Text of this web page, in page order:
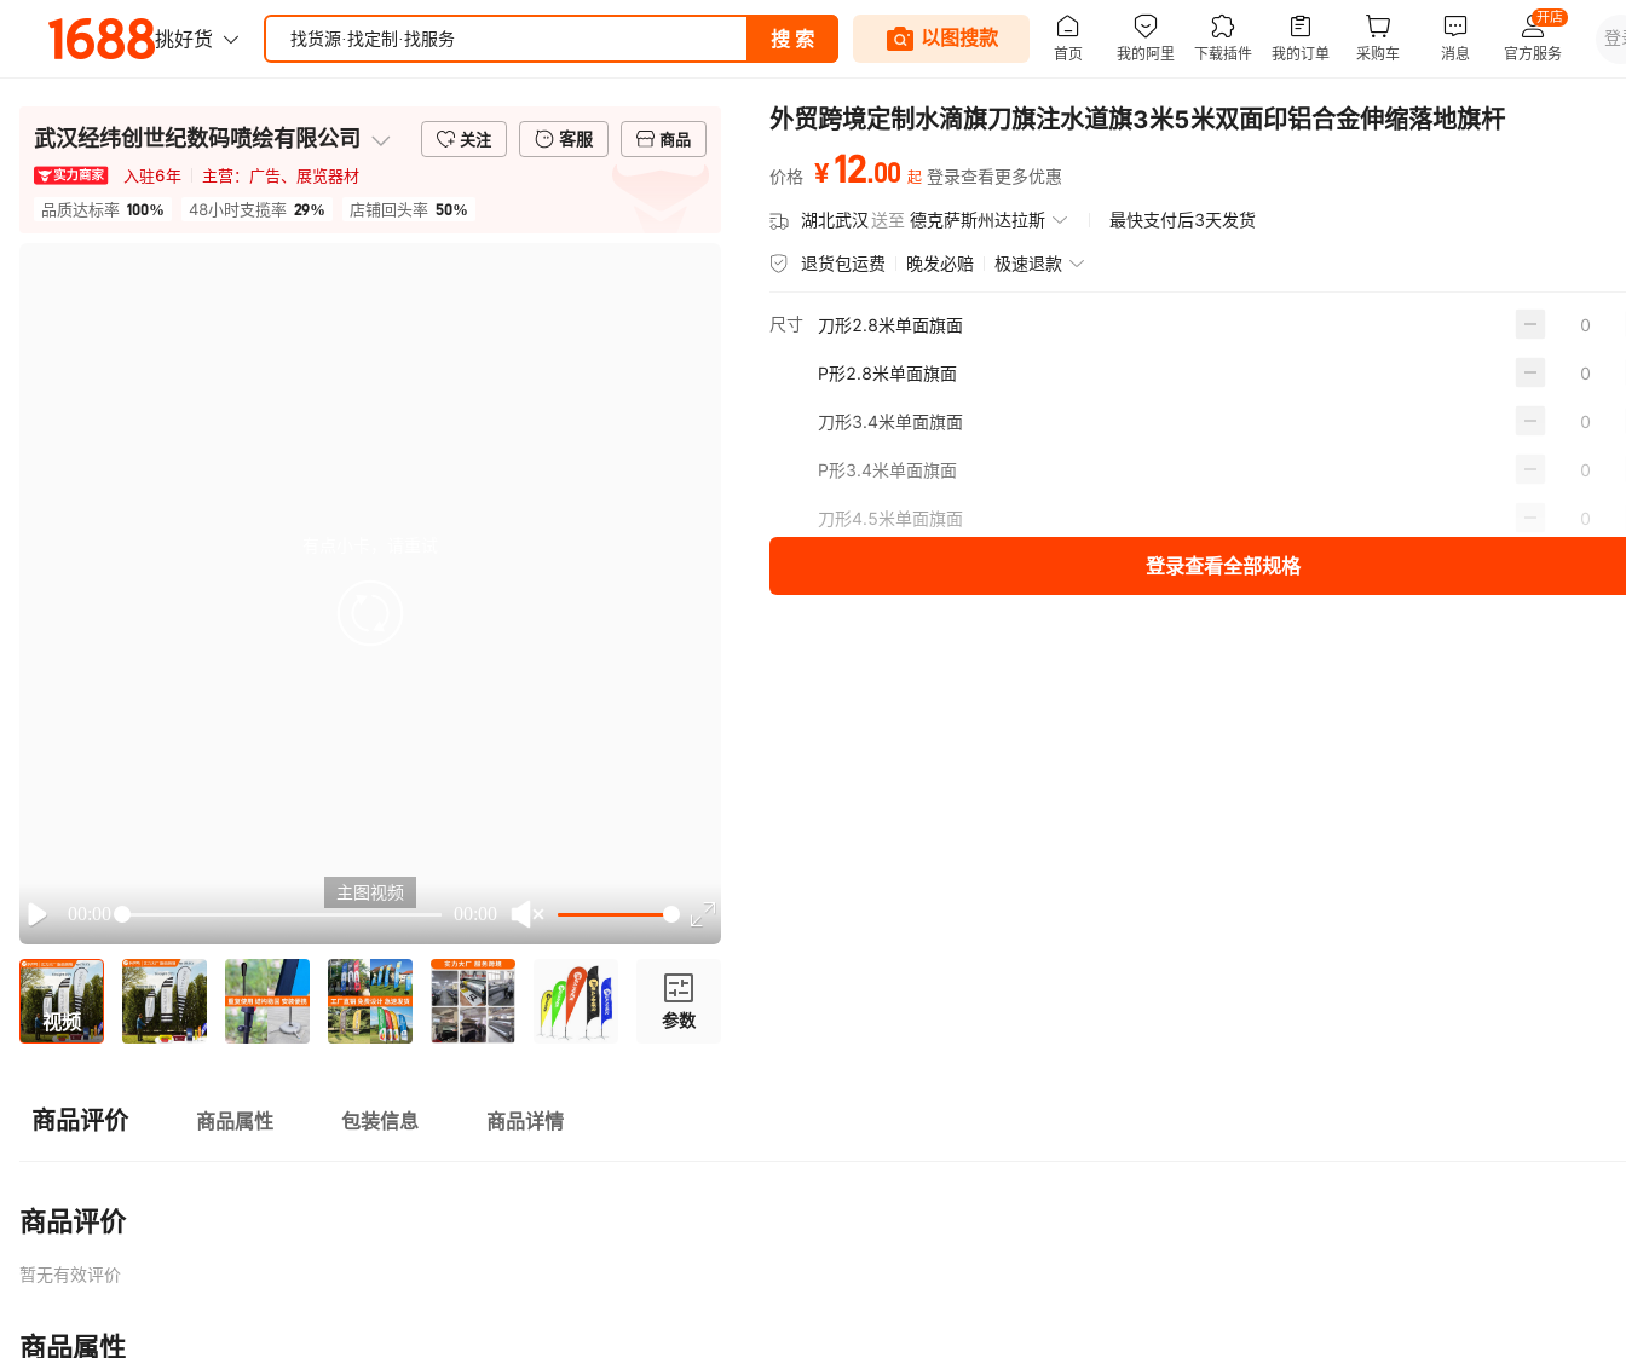
武汉经纬创世纪数码喷绘有限公司 关注 客服
商品
入驻6年 主营： 广告、展览器材
品质达标率 100% 48小时支揽率 29% 店铺回头率 50%
Play
00:00 00:00
主图视频
视频 参数
外贸跨境定制水滴旗刀旗注水道旗3米5米双面印铝合金伸缩落地旗杆
价格 ¥12.00 起 登录查看更多优惠
湖北武汉送至 德克萨斯州达拉斯 最快支付后3天发货
退货包运费 晚发必赔 极速退款
尺寸 刀形2.8米单面旗面
P形2.8米单面旗面
刀形3.4米单面旗面
P形3.4米单面旗面
刀形4.5米单面旗面
登录查看全部规格
商品评价 商品属性 包装信息 商品详情
商品评价
暂无有效评价
商品属性